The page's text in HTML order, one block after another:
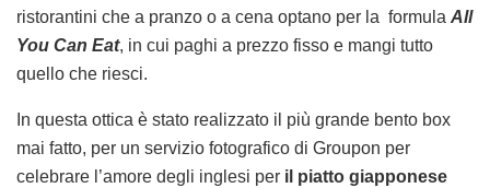
ristorantini che a pranzo o a cena optano per la formula All
You Can Eat, in cui paghi a prezzo fisso e mangi tutto
quello che riesci.
In questa ottica è stato realizzato il più grande bento box
mai fatto, per un servizio fotografico di Groupon per
celebrare l’amore degli inglesi per il piatto giapponese